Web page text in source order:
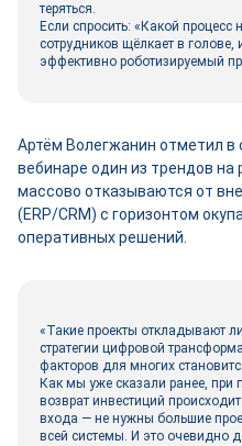
теряться.
Если спросить: «Какой процесс
сотрудников щёлкает в
эффективно роботизируемый
Артём Волегжанин отметил в
вебинаре один из трендов на
массово отказываются от
(ERP/CRM) с горизонтом
оперативных решений.
«Такие проекты откладывают
стратегии цифровой
факторов для многих
Как мы уже сказали ранее, при
возврат инвестиций
входа — не нужны большие
всей системы. И это очевидно